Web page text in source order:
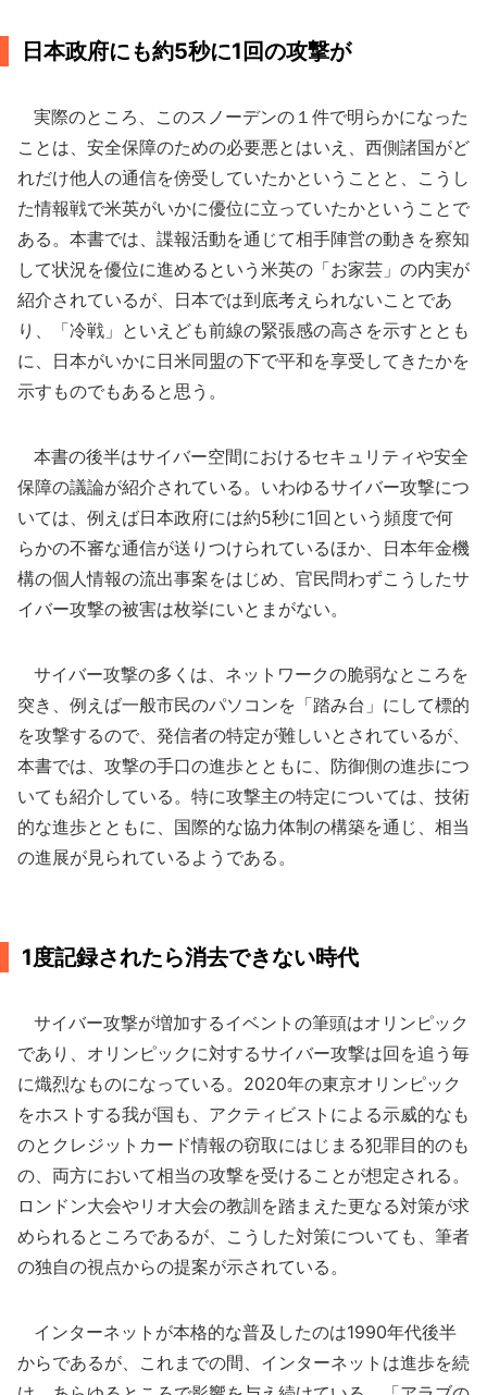
日本政府にも約5秒に1回の攻撃が
実際のところ、このスノーデンの１件で明らかになった
ことは、安全保障のための必要悪とはいえ、西側諸国がど
れだけ他人の通信を傍受していたかということと、こうし
た情報戦で米英がいかに優位に立っていたかということで
ある。本書では、諜報活動を通じて相手陣営の動きを察知
して状況を優位に進めるという米英の「お家芸」の内実が
紹介されているが、日本では到底考えられないことであ
り、「冷戦」といえども前線の緊張感の高さを示すととも
に、日本がいかに日米同盟の下で平和を享受してきたかを
示すものでもあると思う。
本書の後半はサイバー空間におけるセキュリティや安全
保障の議論が紹介されている。いわゆるサイバー攻撃につ
いては、例えば日本政府には約5秒に1回という頻度で何
らかの不審な通信が送りつけられているほか、日本年金機
構の個人情報の流出事案をはじめ、官民問わずこうしたサ
イバー攻撃の被害は枚挙にいとまがない。
サイバー攻撃の多くは、ネットワークの脆弱なところを
突き、例えば一般市民のパソコンを「踏み台」にして標的
を攻撃するので、発信者の特定が難しいとされているが、
本書では、攻撃の手口の進歩とともに、防御側の進歩につ
いても紹介している。特に攻撃主の特定については、技術
的な進歩とともに、国際的な協力体制の構築を通じ、相当
の進展が見られているようである。
1度記録されたら消去できない時代
サイバー攻撃が増加するイベントの筆頭はオリンピック
であり、オリンピックに対するサイバー攻撃は回を追う毎
に熾烈なものになっている。2020年の東京オリンピック
をホストする我が国も、アクティビストによる示威的なも
のとクレジットカード情報の窃取にはじまる犯罪目的のも
の、両方において相当の攻撃を受けることが想定される。
ロンドン大会やリオ大会の教訓を踏まえた更なる対策が求
められるところであるが、こうした対策についても、筆者
の独自の視点からの提案が示されている。
インターネットが本格的な普及したのは1990年代後半
からであるが、これまでの間、インターネットは進歩を続